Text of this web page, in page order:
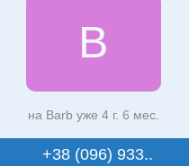
В
на Barb уже 4 г. 6 мес.
+38 (096) 933..